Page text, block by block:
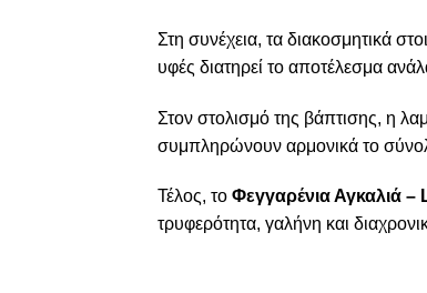
Στη συνέχεια, τα διακοσμητικά
υφές διατηρεί το αποτέλεσμα
Στον στολισμό της βάπτισης, η
συμπληρώνουν αρμονικά το
Τέλος, το Φεγγαρένια Αγκαλιά –
τρυφερότητα, γαλήνη και